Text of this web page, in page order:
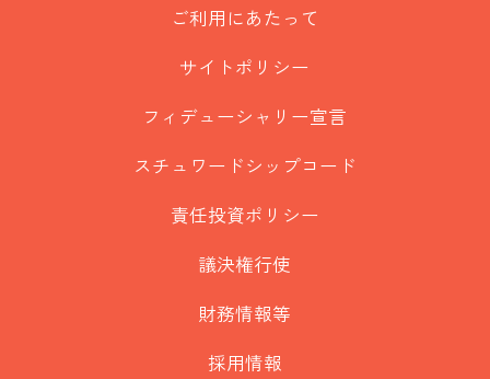
ご利用にあたって
サイトポリシー
フィデューシャリー宣言
スチュワードシップコード
責任投資ポリシー
議決権行使
財務情報等
採用情報